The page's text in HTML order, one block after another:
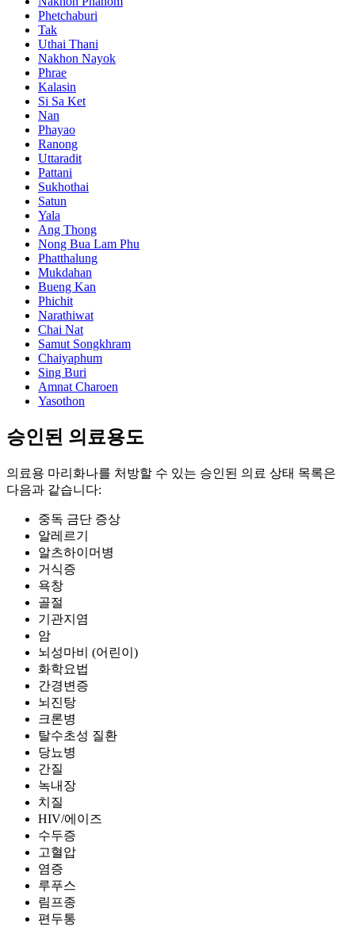
Phetchaburi
Tak
Uthai Thani
Nakhon Nayok
Phrae
Kalasin
Si Sa Ket
Nan
Phayao
Ranong
Uttaradit
Pattani
Sukhothai
Satun
Yala
Ang Thong
Nong Bua Lam Phu
Phatthalung
Mukdahan
Bueng Kan
Phichit
Narathiwat
Chai Nat
Samut Songkhram
Chaiyaphum
Sing Buri
Amnat Charoen
Yasothon
승인된 의료용도
의료용 마리화나를 처방할 수 있는 승인된 의료 상태 목록은
다음과 같습니다:
중독 금단 증상
알레르기
알츠하이머병
거식증
욕창
골절
기관지염
암
뇌성마비 (어린이)
화학요법
간경변증
뇌진탕
크론병
탈수초성 질환
당뇨병
간질
녹내장
치질
HIV/에이즈
수두증
고혈압
염증
루푸스
림프종
편두통